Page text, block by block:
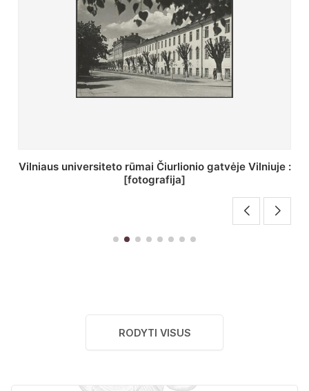
St. Batoro universiteto J. Pilsudskio kolegija :
[fotografija]
RODYTI VISUS